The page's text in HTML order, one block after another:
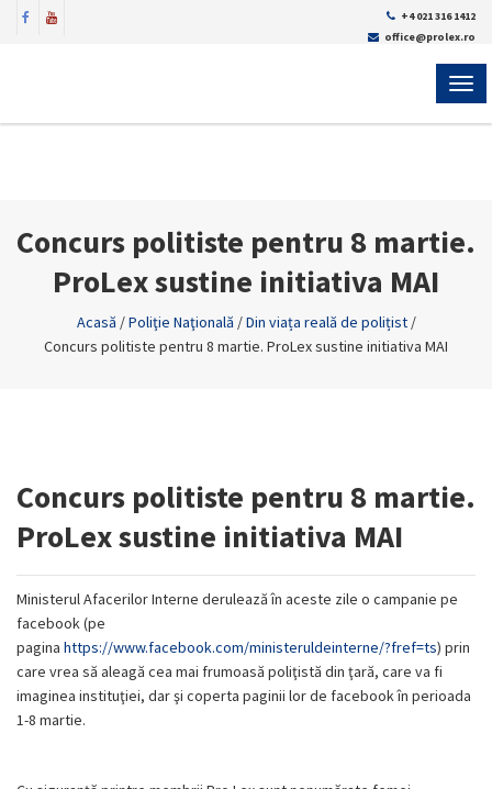
+4 021 316 1412
office@prolex.ro
Concurs politiste pentru 8 martie.
ProLex sustine initiativa MAI
Acasă /Poliţie Naţională /Din viața reală de polițist/
Concurs politiste pentru 8 martie. ProLex sustine initiativa MAI
Concurs politiste pentru 8 martie.
ProLex sustine initiativa MAI
Ministerul Afacerilor Interne derulează în aceste zile o campanie pe
facebook (pe
pagina https://www.facebook.com/ministeruldeinterne/?fref=ts) prin
care vrea să aleagă cea mai frumoasă poliţistă din ţară, care va fi
imaginea instituţiei, dar şi coperta paginii lor de facebook în perioada
1-8 martie.